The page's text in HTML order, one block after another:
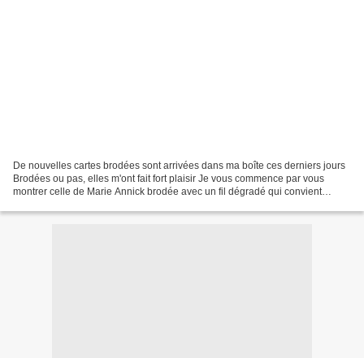
De nouvelles cartes brodées sont arrivées dans ma boîte ces derniers jours
Brodées ou pas, elles m'ont fait fort plaisir Je vous commence par vous
montrer celle de Marie Annick brodée avec un fil dégradé qui convient